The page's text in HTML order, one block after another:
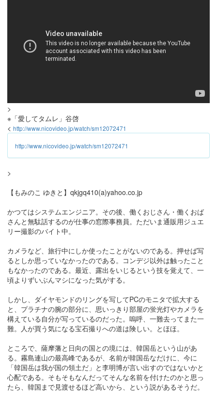
>
※「愛してタムレ」谷啓
< http://www.nicovideo.jp/watch/sm12072471
http://www.nicovideo.jp/watch/sm12072471
>
【もみのこ ゆきと】qkjgq410(a)yahoo.co.jp
かつてはシステムエンジニア。その後、働くおじさん・働くおば
さんと無駄話するのが仕事の窓際事務員。ただいま通販用ジュエ
リー撮影のバイト中。
カメラなど、旅行中にしか使ったことがないのである。押せば写
るとしか思っていなかったのである。コンデジ以外は触ったこと
もなかったのである。最近、露出をいじるという技を覚えて、一
頃よりずいぶんマシになった気がする。
しかし、ダイヤモンドのリングを写してPCのモニタで拡大する
と、プラチナの腕の部分に、思いっきり部屋の蛍光灯やカメラを
構えている自分が写っているのだった。嗚呼、一難去ってまた一
難。人が買う気になる宝石撮りへの道は険しい。とほほ。
ところで、薩摩藩と日向の国との境には、韓国岳という山があ
る。霧島連山の最高峰であるが、名前が韓国岳なだけに、今に
「韓国岳は我が国の領土だ」と李明博が言い出すのではないかと
心配である。そもそもなんだってそんな名前を付けたのかと思っ
たら、韓国まで見渡せるほど高いから、という説があるそうだ。